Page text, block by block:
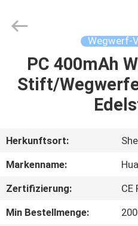
HAUS
VIDEOS
UNS
Copyright
huaeason.com.
Reserved.
Wegwerf-
PC 400mAh
Stift/
Herkunftsort:
Markenname:
Zertifizierung:
CE
Min Bestellmenge: